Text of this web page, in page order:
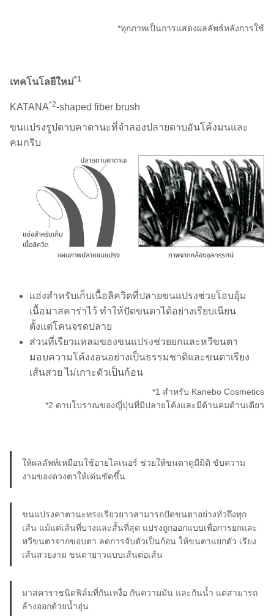
*ทุกภาพเป็นการแสดงผลลัพธ์หลังการใช้
เทคโนโลยีใหม่*1
KATANA*2-shaped fiber brush
ขนแปรงรูปดาบคาตานะที่จำลองปลายดาบอันโค้งมนและ
คมกริบ
แอ่งสำหรับเก็บเนื้อลิควิดที่ปลายขนแปรงช่วยโอบอุ้ม
เนื้อมาสคาร่าไว้ ทำให้ปัดขนตาได้อย่างเรียบเนียน
ตั้งแต่โคนจรดปลาย
ส่วนที่เรียวแหลมของขนแปรงช่วยยกและหวีขนตา
มอบความโค้งงอนอย่างเป็นธรรมชาติและขนตาเรียง
เส้นสวย ไม่เกาะตัวเป็นก้อน
*1 สำหรับ Kanebo Cosmetics
*2 ดาบโบราณของญี่ปุ่นที่มีปลายโค้งและมีด้านคมด้านเดียว
ให้ผลลัพท์เหมือนใช้อายไลเนอร์ ช่วยให้ขนตาดูมีมิติ ขับความ
งามของดวงตาให้เด่นชัดขึ้น
ขนแปรงคาตานะทรงเรียวยาวสามารถปัดขนตาอย่างทั่วถึงทุก
เส้น แม้แต่เส้นที่บางและสั้นที่สุด แปรงถูกออกแบบเพื่อการยกและ
หวีขนตาจากขอบตา ลดการจับตัวเป็นก้อน ให้ขนตาแยกตัว เรียง
เส้นสวยงาม ขนตายาวแบบเส้นต่อเส้น
มาสคาราชนิดฟิล์มที่กันเหงื่อ กันความมัน และกันน้ำ แต่สามารถ
ล้างออกด้วยน้ำอุ่น